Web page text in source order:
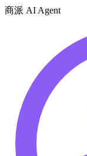
商派 AI Agent